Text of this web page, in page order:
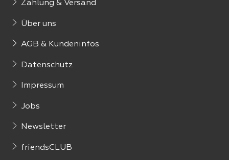
Zahlung & Versand
Über uns
AGB & Kundeninfos
Datenschutz
Impressum
Jobs
Newsletter
friendsCLUB